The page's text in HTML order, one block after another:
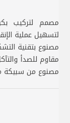
مصمم لتركيب
لتسهيل عملية
مصنوع بتقنية
مقاوم للصدأ
مصنوع من سبيكة